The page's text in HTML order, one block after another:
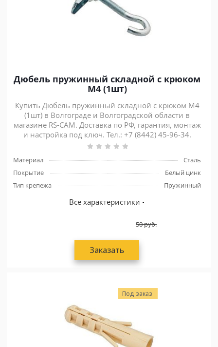
Дюбель пружинный складной с крюком
М4 (1шт)
Купить Дюбель пружинный складной с крюком М4
(1шт) в Волгограде и Волгоградской области в
магазине RS-CAM. Доставка по РФ, гарантия, монтаж
и настройка под ключ. Тел.: +7 (8442) 45-96-34.
Материал
Сталь
Покрытие
Белый цинк
Тип крепежа
Пружинный
Все характеристики
50руб.
Заказать
Под заказ